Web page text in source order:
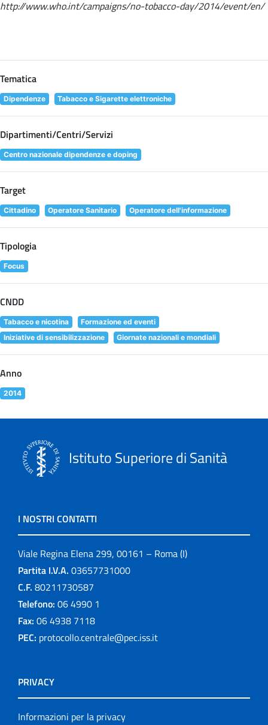
http://www.who.int/campaigns/no-tobacco-day/2014/event/en/
Tematica
Dipendenze Tabacco e Sigarette elettroniche
Dipartimenti/Centri/Servizi
Centro nazionale dipendenze e doping
Target
Cittadino Operatore Sanitario Operatore dell'informazione
Tipologia
Focus
CNDD
Tabacco e nicotina
Formazione ed eventi
Iniziative di sensibilizzazione
Giornate nazionali e mondiali
Anno
2014
Istituto Superiore di Sanità
I NOSTRI CONTATTI
Viale Regina Elena 299, 00161 – Roma (I)
Partita I.V.A. 03657731000
C.F. 80211730587
Telefono: 06 4990 1
Fax: 06 4938 7118
PEC: protocollo.centrale@pec.iss.it
PRIVACY
Informazioni per la privacy